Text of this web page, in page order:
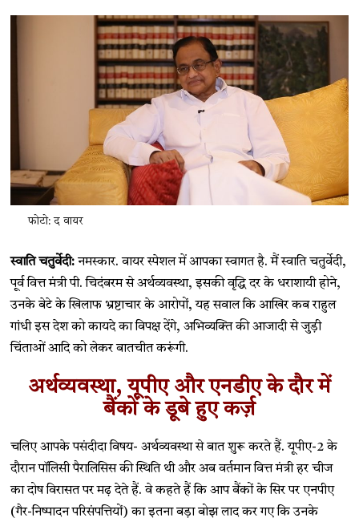
फोटो: द वायर
स्वाति चतुर्वेदी: नमस्कार. वायर स्पेशल में आपका स्वागत है. मैं स्वाति चतुर्वेदी,
पूर्व वित्त मंत्री पी. चिदंबरम से अर्थव्यवस्था, इसकी वृद्धि दर के धराशायी होने,
उनके बेटे के खिलाफ भ्रष्टाचार के आरोपों, यह सवाल कि आखिर कब राहुल
गांधी इस देश को कायदे का विपक्ष देंगे, अभिव्यक्ति की आजादी से जुड़ी
चिंताओं आदि को लेकर बातचीत करूंगी.
अर्थव्यवस्था, यूपीए और एनडीए के दौर में
बैंकों के डूबे हुए कर्ज़
चलिए आपके पसंदीदा विषय- अर्थव्यवस्था से बात शुरू करते हैं. यूपीए-2 के
दौरान पॉलिसी पैरालिसिस की स्थिति थी और अब वर्तमान वित्त मंत्री हर चीज
का दोष विरासत पर मढ़ देते हैं. वे कहते हैं कि आप बैंकों के सिर पर एनपीए
(गैर-निष्पादन परिसंपत्तियों) का इतना बड़ा बोझ लाद कर गए कि उनके